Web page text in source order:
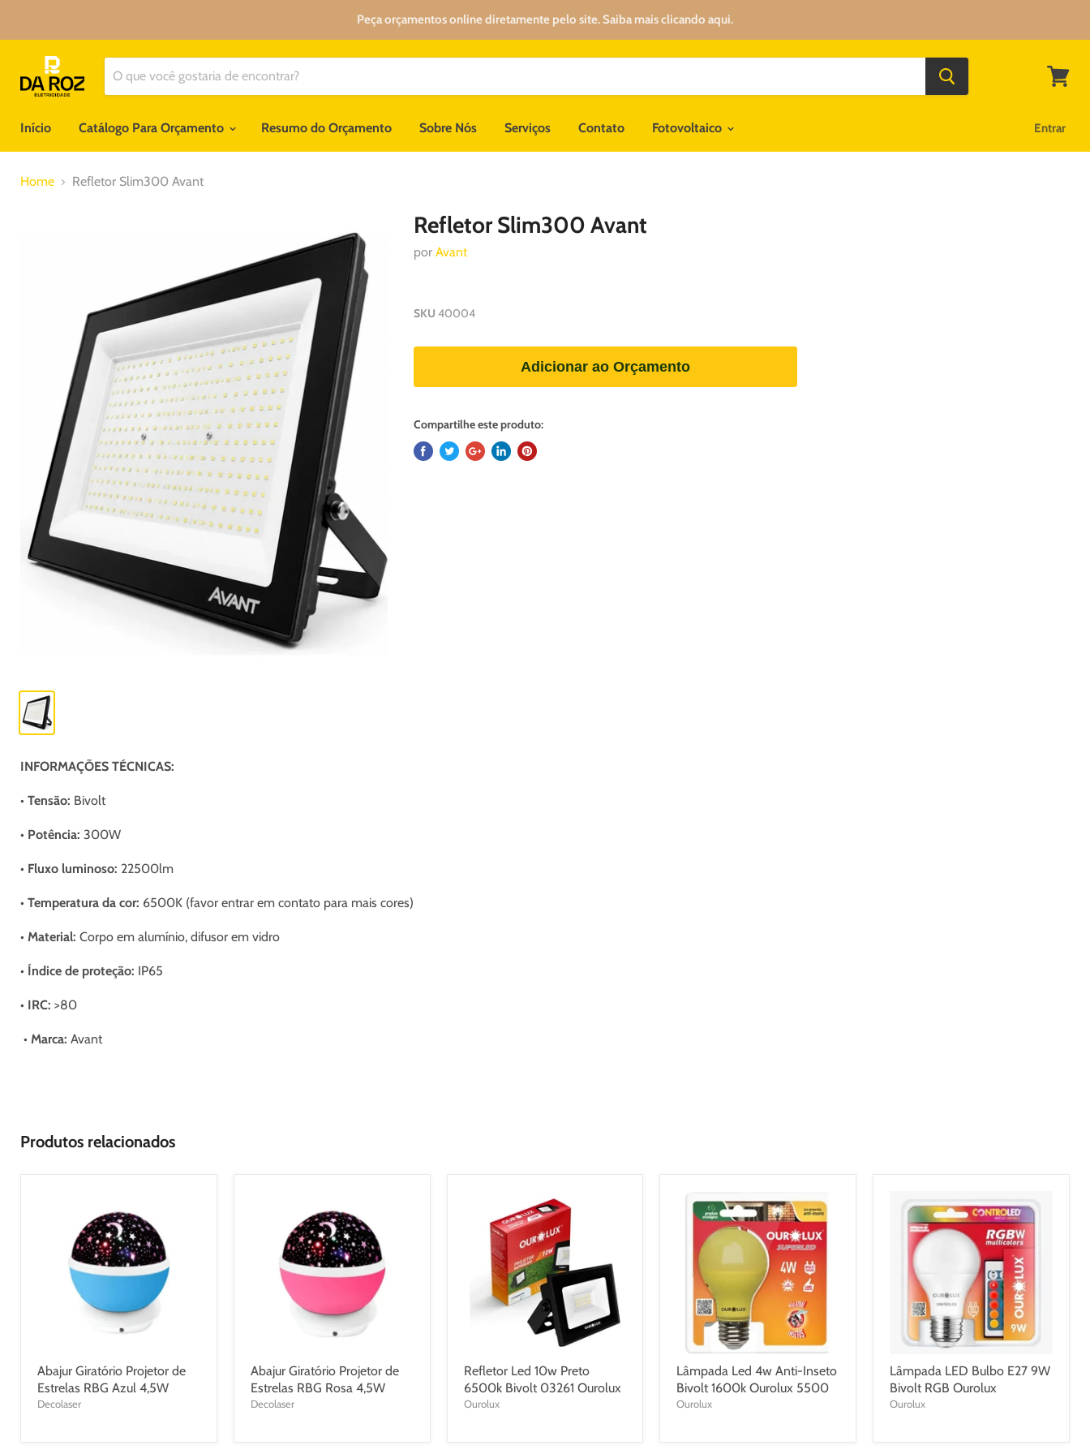
Peça orçamentos online diretamente pelo site. Saiba mais clicando aqui.
Início
Catálogo Para Orçamento Resumo do Orçamento Sobre Nós Serviços Contato Fotovoltaico Entrar
Home Refletor Slim300 Avant
Refletor Slim300 Avant
porAvant
SKU 40004
Adicionar ao Orçamento
Compartilhe este produto:
INFORMAÇÕES TÉCNICAS:
• Tensão: Bivolt
• Potência: 300W
• Fluxo luminoso: 22500lm
• Temperatura da cor: 6500K (favor entrar em contato para mais cores)
• Material: Corpo em alumínio, difusor em vidro
• Índice de proteção: IP65
• IRC: >80
• Marca: Avant
Produtos relacionados
Abajur Giratório Projetor de
Estrelas RBG Azul 4,5W
Decolaser
Abajur Giratório Projetor de
Estrelas RBG Rosa 4,5W
Decolaser
Refletor Led 10w Preto
6500k Bivolt 03261 Ourolux
Ourolux
Lâmpada Led 4w Anti-Inseto
Bivolt 1600k Ourolux 5500
Ourolux
Lâmpada LED Bulbo E27 9W
Bivolt RGB Ourolux
Ourolux